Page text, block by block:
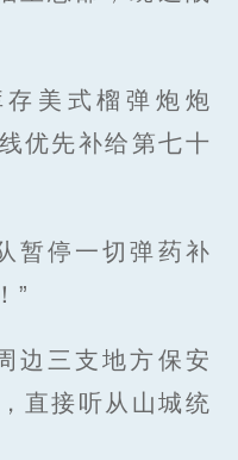
美式榴弹炮炮
优先补给第七十
暂停一切弹药补
”
边三支地方保安
直接听从山城统